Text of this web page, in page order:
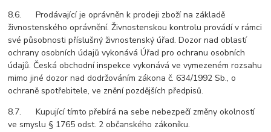
8.6. Prodávající je oprávněn k prodeji zboží na základě
živnostenského oprávnění. Živnostenskou kontrolu provádí v rámci
své působnosti příslušný živnostenský úřad. Dozor nad oblastí
ochrany osobních údajů vykonává Úřad pro ochranu osobních
údajů. Česká obchodní inspekce vykonává ve vymezeném rozsahu
mimo jiné dozor nad dodržováním zákona č. 634/1992 Sb., o
ochraně spotřebitele, ve znění pozdějších předpisů.
8.7. Kupující tímto přebírá na sebe nebezpečí změny okolností
ve smyslu § 1765 odst. 2 občanského zákoníku.